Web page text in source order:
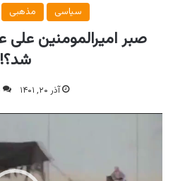
سیاسی مذهبی
صبر امیرالمومنین علی
شد؟!
آذر ۲۰, ۱۴۰۱
نمایشگر